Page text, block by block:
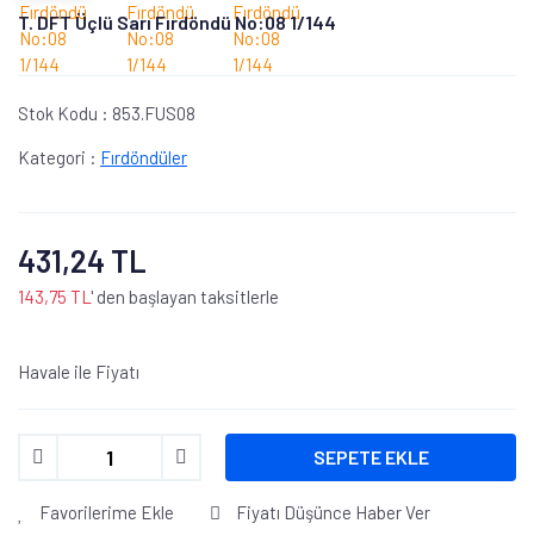
T. DFT Üçlü Sarı Fırdöndü No:08 1/144
Stok Kodu : 853.FUS08
Kategori : Fırdöndüler
431,24 TL
143,75 TL ' den başlayan taksitlerle
Havale ile Fiyatı
SEPETE EKLE
Favorilerime Ekle Fiyatı Düşünce Haber Ver